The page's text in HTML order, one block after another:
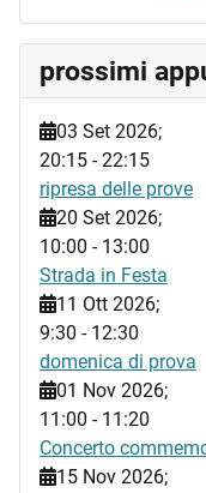
prossimi
03 Set 2026;
20:15 -22:15
ripresa delle prove
20 Set 2026;
10:00 - 13:00
Strada in Festa
11 Ott 2026;
9:30 - 12:30
domenica di prova
01 Nov 2026;
11:00 - 11:20
Concerto
15 Nov 2026;